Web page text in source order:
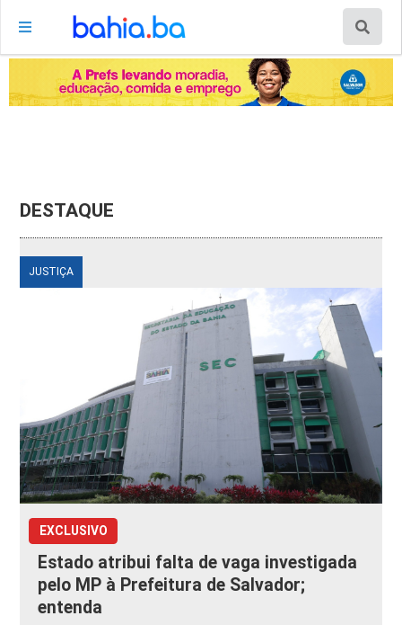
DESTAQUE
JUSTIÇA
EXCLUSIVO
Estado atribui falta de vaga investigada
pelo MP à Prefeitura de Salvador;
entenda